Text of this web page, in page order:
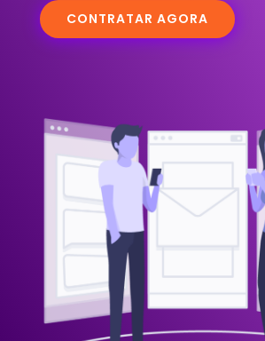
CONTRATAR AGORA